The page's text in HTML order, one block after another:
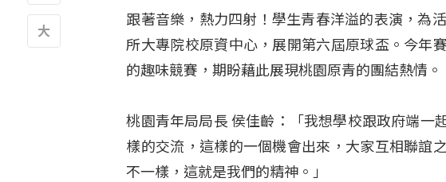
跟著音樂，熱力四射！學生青春洋溢的表演，為
所大專院校原資中心，展開第六屆原球盃。今年
的趣味競賽，期盼藉此展現桃園原青的團結熱情。
桃園青年局局長 侯佳齡：「我想學校跟政府端一
樣的交流，這樣的一個機會出來，大家互相聯誼
不一樣，這就是我們的精神。」